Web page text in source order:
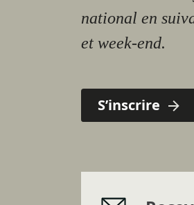
national en
et week-end.
S’inscrire